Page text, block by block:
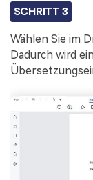
SCHRITT 3
Wählen Sie im
Dadurch wird